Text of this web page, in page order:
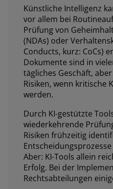
Künstliche Intelligenz
vor allem bei
Prüfung von
(NDAs) oder
Conducts, kurz: CoCs)
Dokumente sind in
tägliches Geschäft,
Risiken, wenn kritische
werden.
Durch KI-gestützte
wiederkehrende
Risiken frühzeitig
Aber: KI-Tools allein
Erfolg. Bei der
Rechtsabteilungen